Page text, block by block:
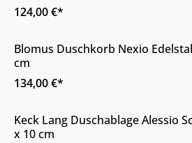
124,00 €*
Online & im Möbelhaus erhältlich
Blomus Duschkorb Nexio
cm
134,00 €*
Online & im Möbelhaus erhältlich
Keck Lang Duschablage Alessio
x 10 cm